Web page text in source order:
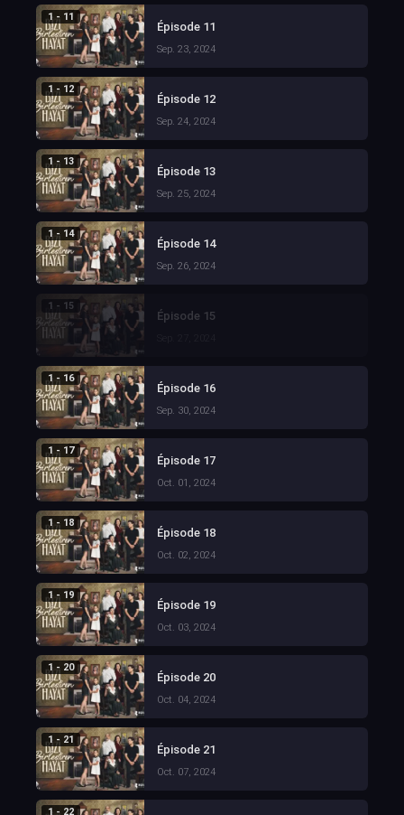
1 - 11
Épisode 11
Sep. 23, 2024
1 - 12
Épisode 12
Sep. 24, 2024
1 - 13
Épisode 13
Sep. 25, 2024
1 - 14
Épisode 14
Sep. 26, 2024
1 - 15
Épisode 15
1 - 16
Épisode 16
Sep. 30, 2024
1 - 17
Épisode 17
Oct. 01, 2024
1 - 18
Épisode 18
Oct. 02, 2024
1 - 19
Épisode 19
Oct. 03, 2024
1 - 20
Épisode 20
Oct. 04, 2024
1 - 21
Épisode 21
Oct. 07, 2024
1 - 22